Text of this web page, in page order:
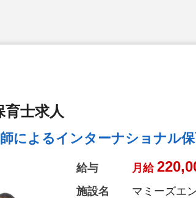
士求人
によるインターナショナル
給与 月給
施設名
マミーズエ